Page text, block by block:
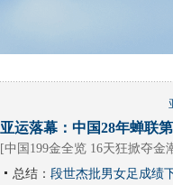
亚运落幕：中国28年蝉联
[中国199金全览 16天狂掀夺金
总结： 段世杰批男女足成绩